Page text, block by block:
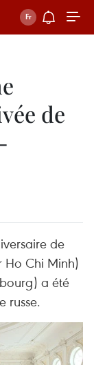
de
de
Ho Chi Minh)
a été
russe.